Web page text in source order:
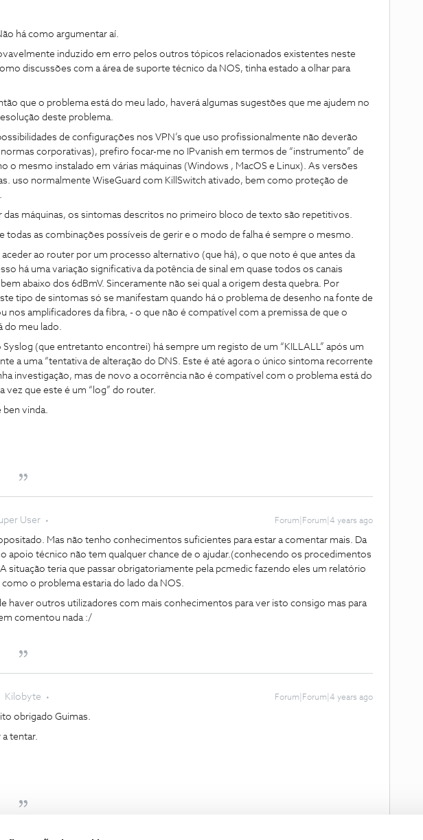
há como argumentar aí.
induzido em erro pelos outros tópicos relacionados existentes neste
discussões com a área de suporte técnico da NOS, tinha estado a olhar para
que o problema está do meu lado, haverá algumas sugestões que me ajudem no
deste problema.
de configurações nos VPN’s que uso profissionalmente não deverão
corporativas), prefiro focar-me no IPvanish em termos de “instrumento” de
o mesmo instalado em várias máquinas (Windows , MacOS e Linux). As versões
uso normalmente WiseGuard com KillSwitch ativado, bem como proteção de
das máquinas, os sintomas descritos no primeiro bloco de texto são repetitivos.
todas as combinações possíveis de gerir e o modo de falha é sempre o mesmo.
aceder ao router por um processo alternativo (que há), o que noto é que antes da
há uma variação significativa da potência de sinal em quase todos os canais
abaixo dos 6dBmV. Sinceramente não sei qual a origem desta quebra. Por
tipo de sintomas só se manifestam quando há o problema de desenho na fonte de
nos amplificadores da fibra, - o que não é compatível com a premissa de que o
do meu lado.
Syslog (que entretanto encontrei) há sempre um registo de um “KILLALL” após um
a uma “tentativa de alteração do DNS. Este é até agora o único sintoma recorrente
investigação, mas de novo a ocorrência não é compatível com o problema está do
vez que este é um “log” do router.
ben vinda.
User Forum|Forum|4 years ago
Mas não tenho conhecimentos suficientes para estar a comentar mais. Da
o apoio técnico não tem qualquer chance de o ajudar.(conhecendo os procedimentos
situação teria que passar obrigatoriamente pela pcmedic fazendo eles um relatório
o problema estaria do lado da NOS.
haver outros utilizadores com mais conhecimentos para ver isto consigo mas para
comentou nada :/
Kilobyte Forum|Forum|4 years ago
obrigado Guimas.
tentar.